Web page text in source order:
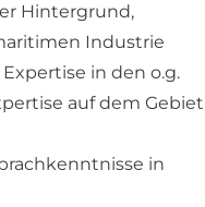
Hintergrund,
Industrie
in den o.g.
auf dem Gebiet
in